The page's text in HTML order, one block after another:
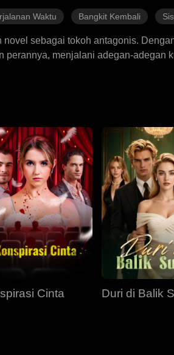
Waktu Bangkit Kembali
sebagai tokoh antagonis.
perannya, menjalani adegan-adegan
Cinta Duri di Balik